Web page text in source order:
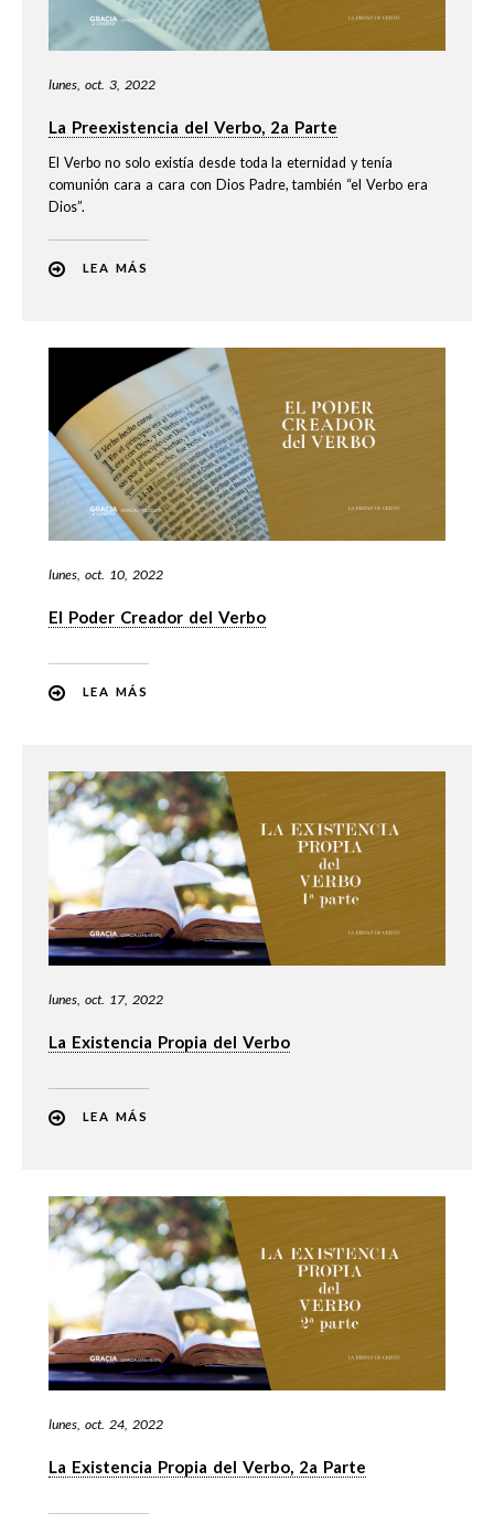
lunes, oct. 3, 2022
La Preexistencia del Verbo, 2a Parte
El Verbo no solo existía desde toda la eternidad y tenía
comunión cara a cara con Dios Padre, también “el Verbo era
Dios”.
LEA MÁS
lunes, oct. 10, 2022
El Poder Creador del Verbo
LEA MÁS
lunes, oct. 17, 2022
La Existencia Propia del Verbo
LEA MÁS
lunes, oct. 24, 2022
La Existencia Propia del Verbo, 2a Parte